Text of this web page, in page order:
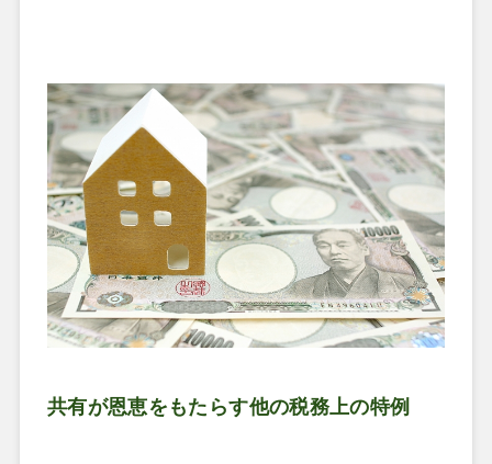
共有が恩恵をもたらす他の税務上の特例